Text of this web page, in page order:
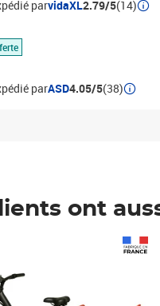
parvidaXL2.79/5(14)
parASD4.05/5(38)
ont